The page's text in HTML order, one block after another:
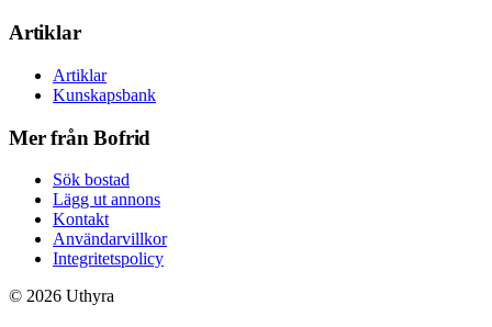
Artiklar
Artiklar
Kunskapsbank
Mer från Bofrid
Sök bostad
Lägg ut annons
Kontakt
Användarvillkor
Integritetspolicy
© 2026 Uthyra